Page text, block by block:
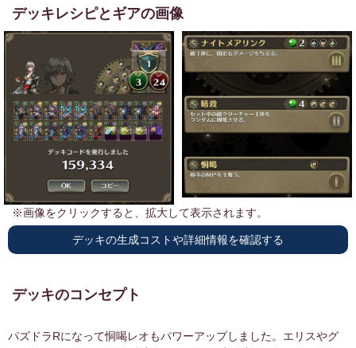
デッキレシピとギアの画像
※画像をクリックすると、拡大して表示されます。
デッキの生成コストや詳細情報を確認する
デッキのレアリティ
L 8
デッキのコンセプト
パズドラRになって恫喝レオもパワーアップしました。エリスやグ